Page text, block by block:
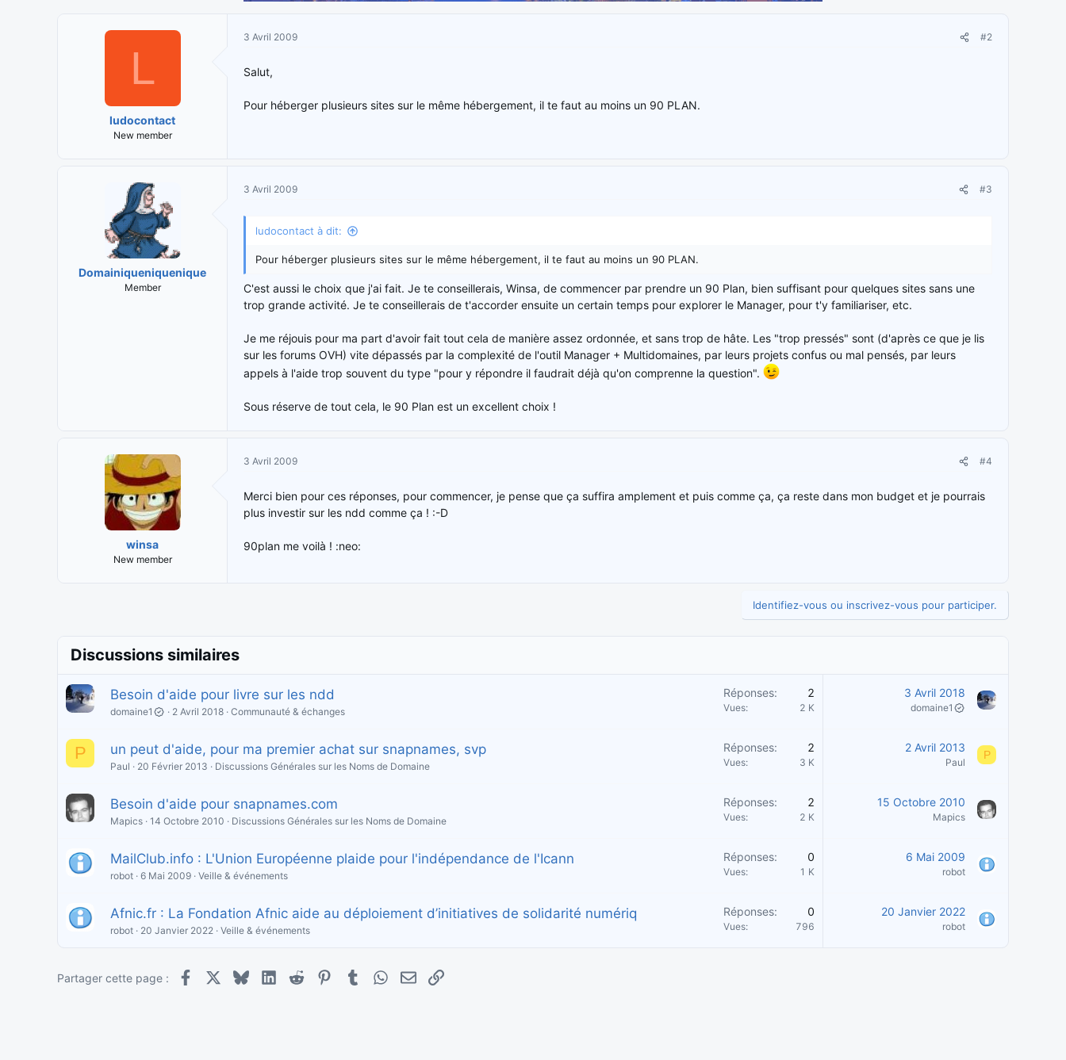
L
ludocontact
New member
3 Avril 2009 #2
Salut,
Pour héberger plusieurs sites sur le même hébergement, il te faut au moins un 90 PLAN.
Domainiqueniquenique
Member
3 Avril 2009 #3
ludocontact à dit:
Pour héberger plusieurs sites sur le même hébergement, il te faut au moins un 90 PLAN.
C'est aussi le choix que j'ai fait. Je te conseillerais, Winsa, de commencer par prendre un 90 Plan, bien suffisant pour quelques sites sans une
trop grande activité. Je te conseillerais de t'accorder ensuite un certain temps pour explorer le Manager, pour t'y familiariser, etc.
Je me réjouis pour ma part d'avoir fait tout cela de manière assez ordonnée, et sans trop de hâte. Les "trop pressés" sont (d'après ce que je lis
sur les forums OVH) vite dépassés par la complexité de l'outil Manager + Multidomaines, par leurs projets confus ou mal pensés, par leurs
appels à l'aide trop souvent du type "pour y répondre il faudrait déjà qu'on comprenne la question".
Sous réserve de tout cela, le 90 Plan est un excellent choix !
winsa
New member
3 Avril 2009 #4
Merci bien pour ces réponses, pour commencer, je pense que ça suffira amplement et puis comme ça, ça reste dans mon budget et je pourrais
plus investir sur les ndd comme ça ! :-D
90plan me voilà ! :neo:
Identifiez-vous ou inscrivez-vous pour participer.
Discussions similaires
Besoin d'aide pour livre sur les ndd
domaine1 2 Avril 2018 Communauté & échanges
Réponses 2
Vues 2 K
3 Avril 2018
domaine1
P un peut d'aide, pour ma premier achat sur snapnames, svp
Paul 20 Février 2013 Discussions Générales sur les Noms de Domaine
Réponses 2
Vues 3 K
2 Avril 2013
Paul
P
Besoin d'aide pour snapnames.com
Mapics 14 Octobre 2010 Discussions Générales sur les Noms de Domaine
Réponses 2
Vues 2 K
15 Octobre 2010
Mapics
MailClub.info : L'Union Européenne plaide pour l'indépendance de l'Icann
robot 6 Mai 2009 Veille & événements
Réponses 0
Vues 1 K
6 Mai 2009
robot
Afnic.fr : La Fondation Afnic aide au déploiement d’initiatives de solidarité numériq
robot 20 Janvier 2022 Veille & événements
Réponses 0
Vues 796
20 Janvier 2022
robot
Partager cette page : Facebook BlueskyLinkedIn
Reddit PinterestTumblrWhatsApp
E-mailLien